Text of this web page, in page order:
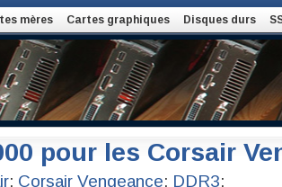
mères Cartes graphiques Disques durs
pour les Corsair
; Corsair Vengeance; DDR3;